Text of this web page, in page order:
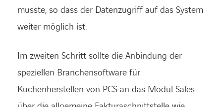
musste, so dass der Datenzugriff auf das System
weiter möglich ist.
Im zweiten Schritt sollte die Anbindung der
speziellen Branchensoftware für
Küchenherstellen von PCS an das Modul Sales